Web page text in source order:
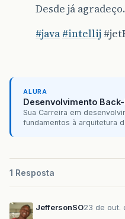
Desde já agradeço.
#java #intellij
ALURA
Desenvolvimento
Sua Carreira em
fundamentos à arquitetura
1 Resposta
JeffersonSO23 de out.